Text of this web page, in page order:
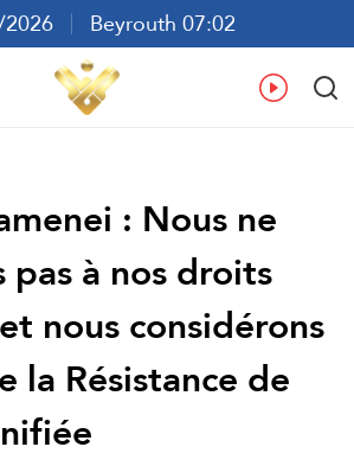
Beyrouth 07:02
ع
: Nous ne
pas à nos droits
nous considérons
la Résistance de